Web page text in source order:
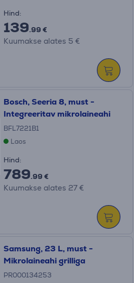
Hind:
139.99 €
Kuumakse alates 5 €
Bosch, Seeria 8, must -
Integreeritav mikrolaineahi
BFL7221B1
Laos
Hind:
789.99 €
Kuumakse alates 27 €
Samsung, 23 L, must -
Mikrolaineahi grilliga
PR000134253